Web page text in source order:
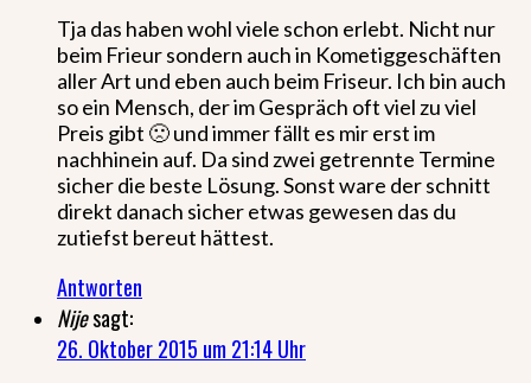
Tja das haben wohl viele schon erlebt. Nicht nur
beim Frieur sondern auch in Kometiggeschäften
aller Art und eben auch beim Friseur. Ich bin auch
so ein Mensch, der im Gespräch oft viel zu viel
Preis gibt 🙁 und immer fällt es mir erst im
nachhinein auf. Da sind zwei getrennte Termine
sicher die beste Lösung. Sonst ware der schnitt
direkt danach sicher etwas gewesen das du
zutiefst bereut hättest.
Antworten
Nijesagt:
26. Oktober 2015 um 21:14 Uhr